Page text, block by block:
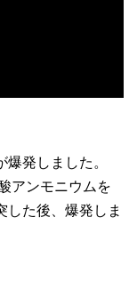
発しました。
アンモニウムを
した後、爆発しま